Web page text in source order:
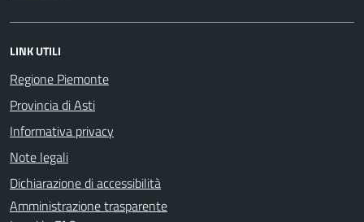
LINK UTILI
Regione Piemonte
Provincia di Asti
Informativa privacy
Note legali
Dichiarazione di accessibilità
Amministrazione trasparente